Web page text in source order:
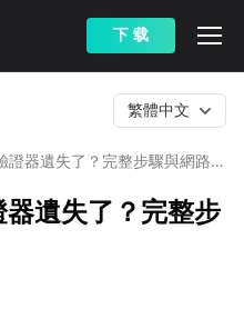
下 载
證器遺失了？完整步驟與網路優
繁體中文
遺失了？完整步